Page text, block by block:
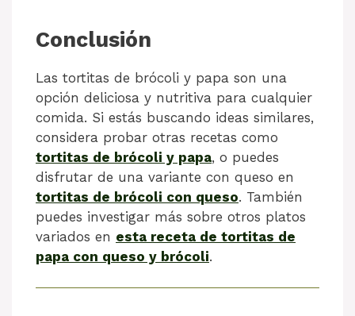
Conclusión
Las tortitas de brócoli y papa son una
opción deliciosa y nutritiva para cualquier
comida. Si estás buscando ideas similares,
considera probar otras recetas como
tortitas de brócoli y papa, o puedes
disfrutar de una variante con queso en
tortitas de brócoli con queso. También
puedes investigar más sobre otros platos
variados en esta receta de tortitas de
papa con queso y brócoli.